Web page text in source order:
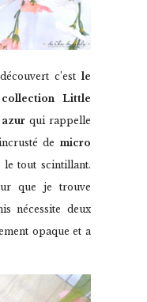
c’est le
Little
azurqui rappelle
de micro
tout scintillant.
que je trouve
nécessite deux
opaque et a